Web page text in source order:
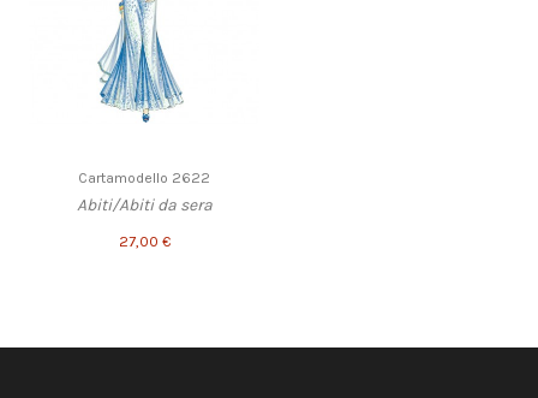
Cartamodello 2622
Abiti/Abiti da sera
27,00 €